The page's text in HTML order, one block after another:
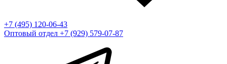
+7 (495) 120-06-43
Оптовый отдел +7 (929) 579-07-87